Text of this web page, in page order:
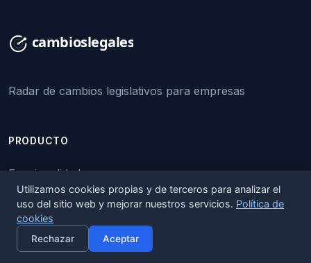
Activar alertas
Radar de cambios legislativos para empresas
PRODUCTO
Funcionalidades
Precios
EMPRESA
Utilizamos cookies propias y de terceros para analizar el
uso del sitio web y mejorar nuestros servicios. Política de
cookies
Rechazar Aceptar